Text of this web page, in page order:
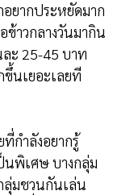
อยากประหยัดมาก
าวกลางวันมากิน
ละ 25-45 บาท
ขึ้นเยอะเลยที
กำลังอยากรู้
นพิเศษ บางกลุ่ม
ลุ่มชวนกันเล่น